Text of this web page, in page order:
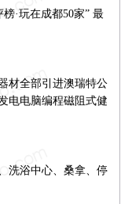
·玩在成都50家” 最
材全部引进澳瑞特公
电电脑编程磁阻式健
洗浴中心、桑拿、停